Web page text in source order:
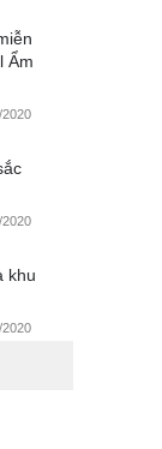
Ẩm
2020
2020
khu
2020